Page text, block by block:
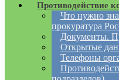
Противодействие
Что нужно
прокуратура
Документы.
Открытые
Телефоны